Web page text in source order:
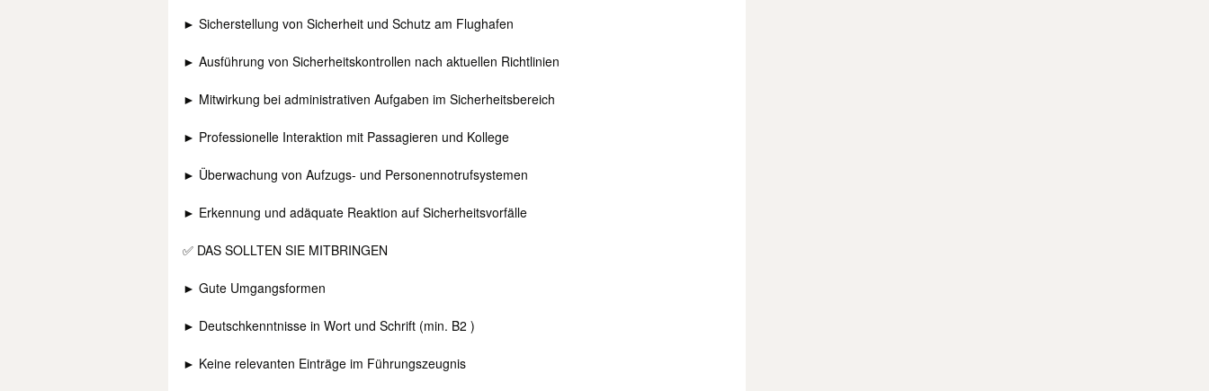
► Sicherstellung von Sicherheit und Schutz am Flughafen
► Ausführung von Sicherheitskontrollen nach aktuellen Richtlinien
► Mitwirkung bei administrativen Aufgaben im Sicherheitsbereich
► Professionelle Interaktion mit Passagieren und Kollege
► Überwachung von Aufzugs- und Personennotrufsystemen
► Erkennung und adäquate Reaktion auf Sicherheitsvorfälle
✅ DAS SOLLTEN SIE MITBRINGEN
► Gute Umgangsformen
► Deutschkenntnisse in Wort und Schrift (min. B2 )
► Keine relevanten Einträge im Führungszeugnis